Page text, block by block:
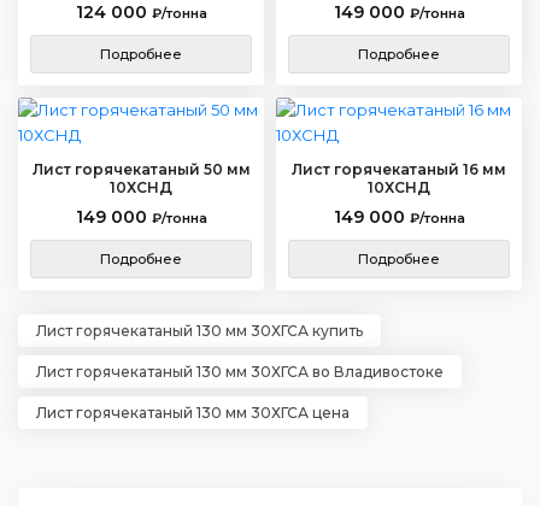
124 000 ₽/тонна
Подробнее
149 000 ₽/тонна
Подробнее
Лист горячекатаный 50 мм
10ХСНД
149 000 ₽/тонна
Подробнее
Лист горячекатаный 16 мм
10ХСНД
149 000 ₽/тонна
Подробнее
Лист горячекатаный 130 мм 30ХГСА купить
Лист горячекатаный 130 мм 30ХГСА во Владивостоке
Лист горячекатаный 130 мм 30ХГСА цена